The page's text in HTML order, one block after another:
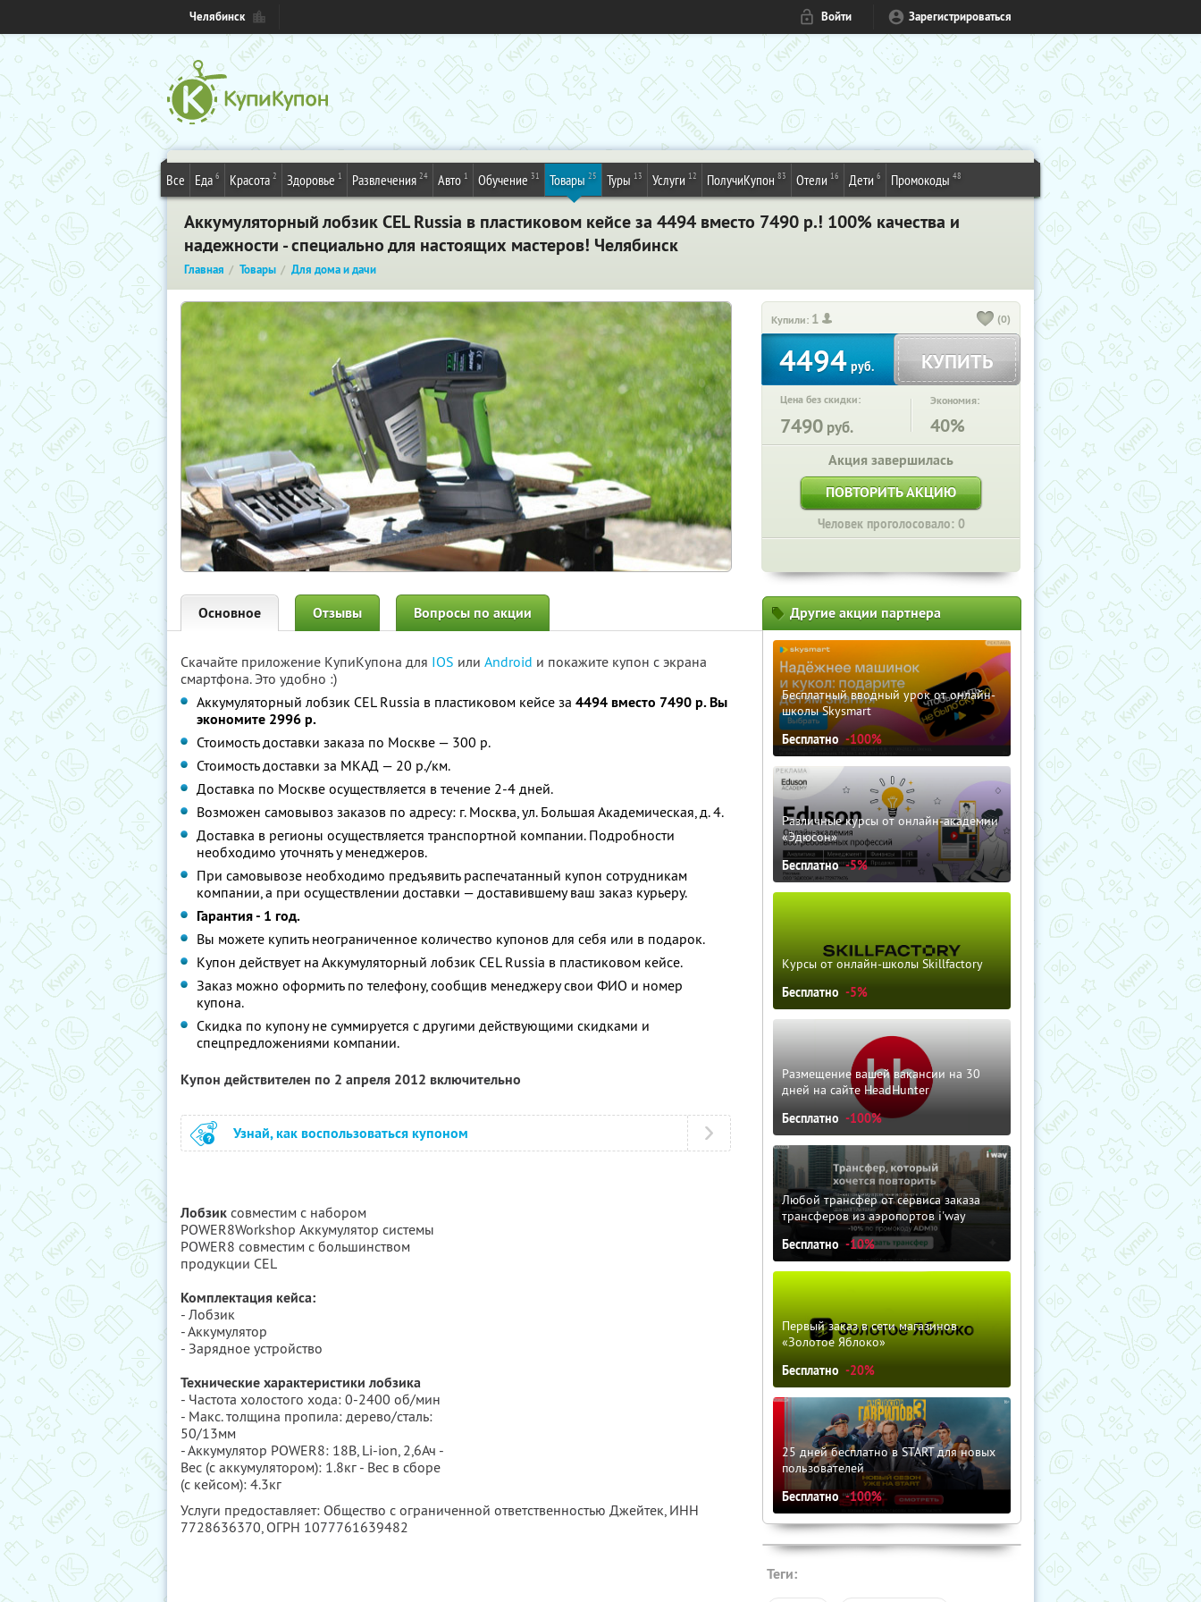
Челябинск Войти Зарегистрироваться
Все Еда 6 Красота 2 Здоровье 1 Развлечения 24 Авто 1 Обучение 31 Товары 25 Туры 13 Услуги 12 ПолучиКупон 83 Отели 16 Дети 6 Промокоды 48
Аккумуляторный лобзик CEL Russia в пластиковом кейсе за 4494 вместо 7490 р.! 100% качества и
надежности - специально для настоящих мастеров! Челябинск
Главная Товары Для дома и дачи
Купили: 1 (0)
4494руб. КУПИТЬ
Цена без скидки:
7490 руб.
Экономия:
40%
Акция завершилась
ПОВТОРИТЬ АКЦИЮ
Человек проголосовало: 0
Основное Отзывы Вопросы по акции
Скачайте приложение КупиКупона для IOS или Android и покажите купон с экрана
смартфона. Это удобно :)
Аккумуляторный лобзик CEL Russia в пластиковом кейсе за 4494 вместо 7490 р. Вы
экономите 2996 р.
Стоимость доставки заказа по Москве — 300 р.
Стоимость доставки за МКАД — 20 р./км.
Доставка по Москве осуществляется в течение 2-4 дней.
Возможен самовывоз заказов по адресу: г. Москва, ул. Большая Академическая, д. 4.
Доставка в регионы осуществляется транспортной компании. Подробности
необходимо уточнять у менеджеров.
При самовывозе необходимо предъявить распечатанный купон сотрудникам
компании, а при осуществлении доставки — доставившему ваш заказ курьеру.
Гарантия - 1 год.
Вы можете купить неограниченное количество купонов для себя или в подарок.
Купон действует на Аккумуляторный лобзик CEL Russia в пластиковом кейсе.
Заказ можно оформить по телефону, сообщив менеджеру свои ФИО и номер
купона.
Скидка по купону не суммируется с другими действующими скидками и
спецпредложениями компании.
Купон действителен по 2 апреля 2012 включительно
Узнай, как воспользоваться купоном
Лобзик совместим с набором
POWER8Workshop Аккумулятор системы
POWER8 совместим с большинством
продукции CEL
Комплектация кейса:
- Лобзик
- Аккумулятор
- Зарядное устройство
Технические характеристики лобзика
- Частота холостого хода: 0-2400 об/мин
- Макс. толщина пропила: дерево/сталь:
50/13мм
- Аккумулятор POWER8: 18В, Li-ion, 2,6Ач -
Вес (с аккумулятором): 1.8кг - Вес в сборе
(с кейсом): 4.3кг
Услуги предоставляет: Общество с ограниченной ответственностью Джейтек, ИНН
7728636370, ОГРН 1077761639482
Другие акции партнера
Бесплатный вводный урок от онлайн-
школы Skysmart
Бесплатно -100%
Различные курсы от онлайн-академии
«Эдюсон»
Бесплатно -5%
Курсы от онлайн-школы Skillfactory
Бесплатно -5%
Размещение вашей вакансии на 30
дней на сайте HeadHunter
Бесплатно -100%
Любой трансфер от сервиса заказа
трансферов из аэропортов i'way
Бесплатно -10%
Первый заказ в сети магазинов
«Золотое Яблоко»
Бесплатно -20%
25 дней бесплатно в START для новых
пользователей
Бесплатно -100%
Теги: